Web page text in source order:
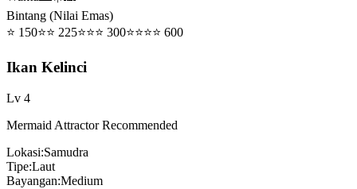
Bintang (Nilai Emas)
⭐ 150⭐⭐ 225⭐⭐⭐ 300⭐⭐⭐⭐ 600
Ikan Kelinci
Lv 4
Mermaid Attractor Recommended
Lokasi:Samudra
Tipe:Laut
Bayangan:Medium